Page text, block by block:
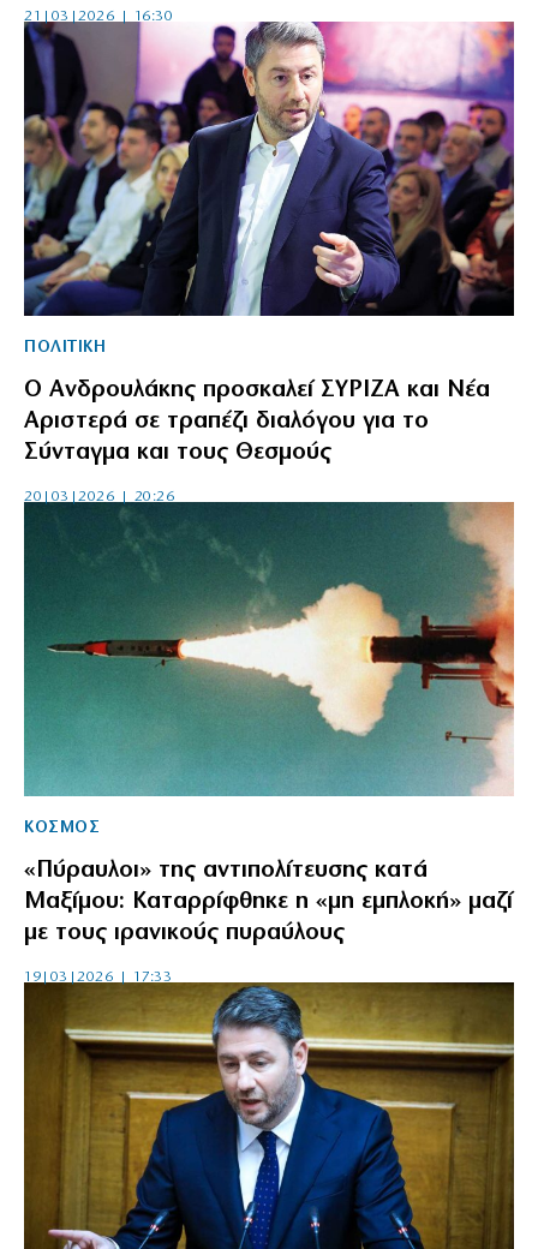
21|03|2026 | 16:30
ΠΟΛΙΤΙΚΗ
Ο Ανδρουλάκης προσκαλεί ΣΥΡΙΖΑ και Νέα
Αριστερά σε τραπέζι διαλόγου για το
Σύνταγμα και τους Θεσμούς
20|03|2026 | 20:26
ΚΟΣΜΟΣ
«Πύραυλοι» της αντιπολίτευσης κατά
Μαξίμου: Καταρρίφθηκε η «μη εμπλοκή» μαζί
με τους ιρανικούς πυραύλους
19|03|2026 | 17:33